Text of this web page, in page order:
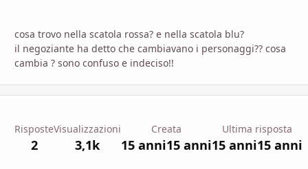
cosa trovo nella scatola rossa? e nella scatola blu?
il negoziante ha detto che cambiavano i personaggi?? cosa
cambia ? sono confuso e indeciso!!
Risposte
2
Visualizzazioni
3,1k
Creata
15 anni15 anni
Ultima risposta
15 anni15 anni